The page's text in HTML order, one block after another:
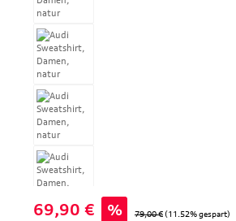
Verkaufspreis:
69,90 € % Regulärer Preis:
79,00 € (11.52% gespart)